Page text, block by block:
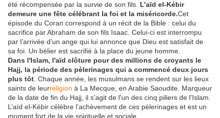
été récompensée par la survie de son fils. L’aïd el-Kébir
demeure une fête célébrant la foi et la miséricorde.Cet
épisode du Coran correspond à un récit de la Bible : celui du
sacrifice par Abraham de son fils Isaac. Celui-ci est interrompu
par l’arrivée d’un ange qui lui annonce que Dieu est satisfait de
sa foi. Un bélier est sacrifié à la place du jeune homme.
Dans l'Islam, l'aïd clôture pour des millions de croyants le
Hajj, la période des pèlerinages qui a commencé deux jours
plus tôt . Chaque année, les musulmans se rendent sur les lieux
saints de leurreligion à La Mecque, en Arabie Saoudite. Marqueur
de la date de fin du Hajj, il s'agit de l'un des cinq piliers de l'Islam.
L’aïd el-Kébir célèbre l'achèvement de ces pèlerinages et est un
moment fort de la vie spirituelle et sociale.